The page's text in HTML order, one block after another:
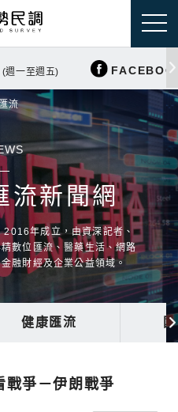
週一至週五)
流
流新聞網
2016年成立，由資深記者、
數位匯流、醫藥生活、網路
融財經及企業公益領域。
健康匯流
戰爭－伊朗戰爭